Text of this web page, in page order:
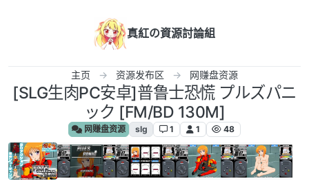
真紅の資源討論組
主页 资源发布区 网赚盘资源
[SLG生肉PC安卓]普鲁士恐慌 プルズパニ
ック [FM/BD 130M]
网赚盘资源 slg 1 1 48